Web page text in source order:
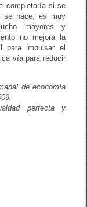
completaría si se
se hace, es muy
mayores y
no mejora la
para impulsar el
vía para reducir
de economía
perfecta y